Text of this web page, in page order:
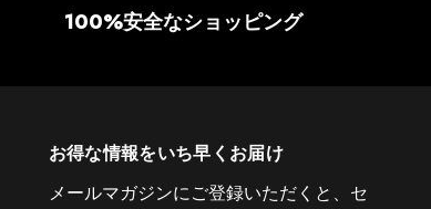
100%安全なショッピング
お得な情報をいち早くお届け
メールマガジンにご登録いただくと、セ